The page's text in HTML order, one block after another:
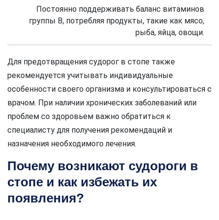
Постоянно поддерживать баланс витаминов
группы B, потребляя продукты, такие как мясо,
рыба, яйца, овощи.
Для предотвращения судорог в стопе также
рекомендуется учитывать индивидуальные
особенности своего организма и консультироваться с
врачом. При наличии хронических заболеваний или
проблем со здоровьем важно обратиться к
специалисту для получения рекомендаций и
назначения необходимого лечения.
Почему возникают судороги в
стопе и как избежать их
появления?